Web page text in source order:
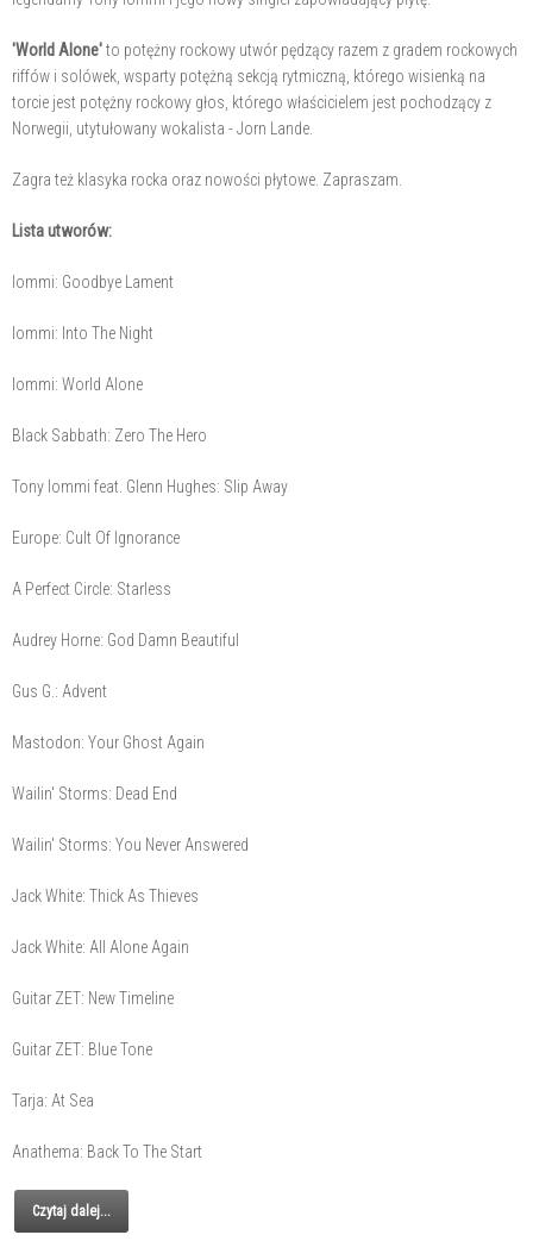
'World Alone'to potężny rockowy utwór pędzący razem z gradem rockowych
riffów i solówek, wsparty potężną sekcją rytmiczną, którego wisienką na
torcie jest potężny rockowy głos, którego właścicielem jest pochodzący z
Norwegii, utytułowany wokalista - Jorn Lande.
Zagra też klasyka rocka oraz nowości płytowe. Zapraszam.
Lista utworów:
Iommi: Goodbye Lament
Iommi: Into The Night
Iommi: World Alone
Black Sabbath: Zero The Hero
Tony Iommi feat. Glenn Hughes: Slip Away
Europe: Cult Of Ignorance
A Perfect Circle: Starless
Audrey Horne: God Damn Beautiful
Gus G.: Advent
Mastodon: Your Ghost Again
Wailin' Storms: Dead End
Wailin' Storms: You Never Answered
Jack White: Thick As Thieves
Jack White: All Alone Again
Guitar ZET: New Timeline
Guitar ZET: Blue Tone
Tarja: At Sea
Anathema: Back To The Start
Czytaj dalej...